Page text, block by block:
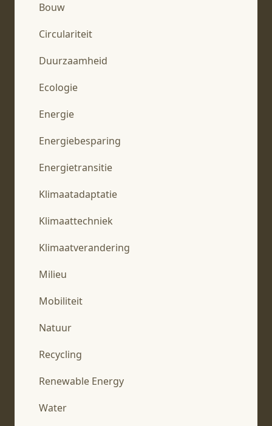
Bouw
Circulariteit
Duurzaamheid
Ecologie
Energie
Energiebesparing
Energietransitie
Klimaatadaptatie
Klimaattechniek
Klimaatverandering
Milieu
Mobiliteit
Natuur
Recycling
Renewable Energy
Water